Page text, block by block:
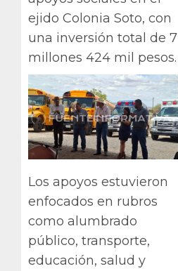
ejido Colonia Soto, con
una inversión total de 7
millones 424 mil pesos.
Los apoyos estuvieron
enfocados en rubros
como alumbrado
público, transporte,
educación, salud y